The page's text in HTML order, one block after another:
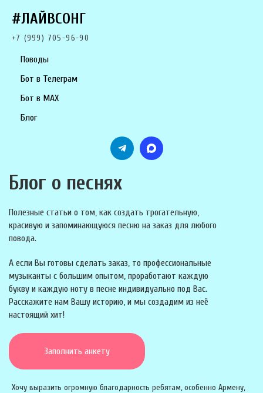
#ЛАЙВСОНГ
+7 (999) 705-96-90
Поводы
Бот в Телеграм
Бот в MAX
Блог
Блог о песнях
Полезные статьи о том, как создать трогательную,
красивую и запоминающуюся песню на заказ для любого
повода.
А если Вы готовы сделать заказ, то профессиональные
музыканты с большим опытом, проработают каждую
букву и каждую ноту в песне индивидуально под Вас.
Расскажите нам Вашу историю, и мы создадим из неё
настоящий хит!
Заполнить анкету
Хочу выразить огромную благодарность ребятам, особенно Армену,